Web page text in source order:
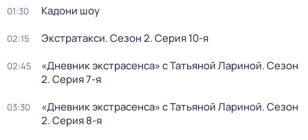
01:30 Кадони шоу
02:15 Экстратакси. Сезон 2. Серия 10-я
02:45 «Дневник экстрaсенса» c Татьяной Лариной. Сезон
2. Серия 7-я
03:30 «Дневник экстрaсенса» c Татьяной Лариной. Сезон
2. Серия 8-я